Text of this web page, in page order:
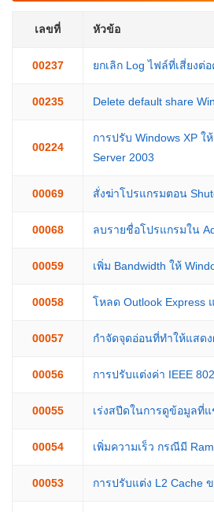
เลขที่ หัวข้อ
00237 ยกเลิก Log ไฟล์ที่เสี่ยงต่
00235 Delete default share
00224
การปรับ Windows XP ใ
Server 2003
00069 สั่งฆ่าโปรแกรมตอน
00068 ลบรายชื่อโปรแกรมใน
00059 เพิ่ม Bandwidth ให้
00058 โหลด Outlook Express
00057 กำจัดจุดอ่อนที่ทำให้แสด
00056 การปรับแต่งค่า IEEE
00055 เร่งสปีดในการดูข้อมูลที่
00054 เพิ่มความเร็ว กรณีมี
00053 การปรับแต่ง L2 Cache